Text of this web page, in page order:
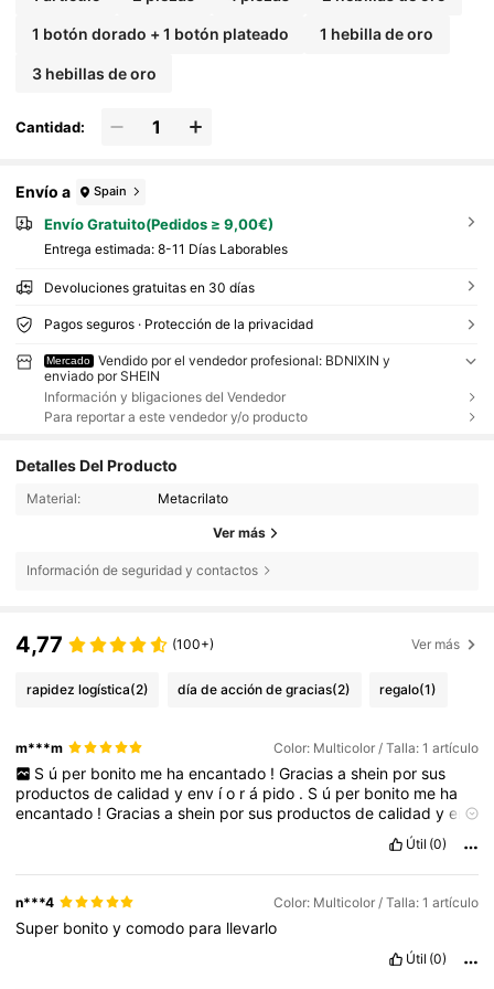
1 botón dorado + 1 botón plateado 1 hebilla de oro
3 hebillas de oro
Cantidad:
Envío a Spain
Envío Gratuito(Pedidos ≥ 9,00€)
Entrega estimada: 8-11 Días Laborables
Devoluciones gratuitas en 30 días
Pagos seguros · Protección de la privacidad
Mercado
Vendido por el vendedor profesional: BDNIXIN y
enviado por SHEIN
Información y bligaciones del Vendedor
Para reportar a este vendedor y/o producto
Detalles Del Producto
Material: Metacrilato
Ver más
Información de seguridad y contactos
4,77 (100+) Ver más
rapidez logística(2) día de acción de gracias(2) regalo(1)
m***m Color: Multicolor / Talla: 1 artículo
S ú per bonito me ha encantado ! Gracias a shein por sus
productosdecalidadyenv ío rá pido . S ú per bonito me ha
encantado !Graciasashein porsus productosdecalidadyenv
a
úperbonito
mehaencantado!Graciasasheinporsusproductosde
calidad
y env o
Gracias a sheinpor decalidadyenvíor ápido.
Súperbonito mehaencantado!Gracias
bonitomeha
calidad
Útil (0)
n***4 Color: Multicolor / Talla: 1 artículo
Super bonitoycomodo para llevarlo
Útil (0)